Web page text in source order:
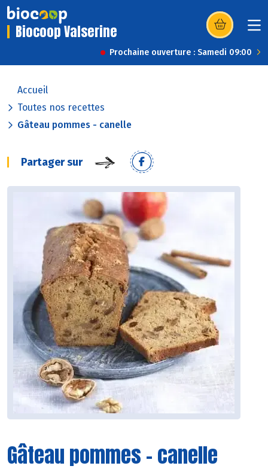
Biocoop Valserine (s’ouvre dans
Prochaine ouverture : Samedi 09:00
Accueil
Toutes nos recettes
Gâteau pommes - canelle
Partager sur
Gâteau pommes - canelle